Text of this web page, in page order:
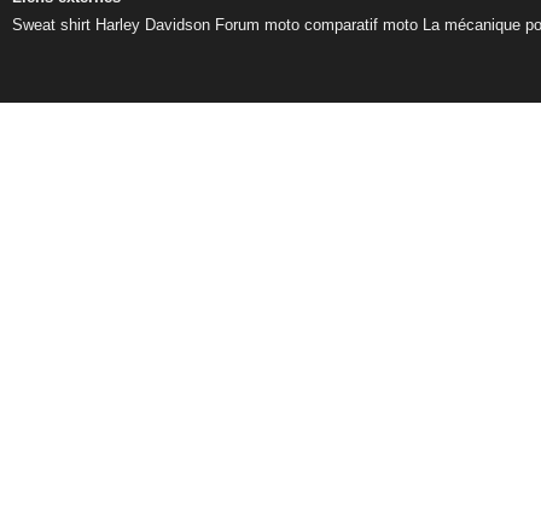
Sweat shirt Harley Davidson Forum moto comparatif moto La mécanique